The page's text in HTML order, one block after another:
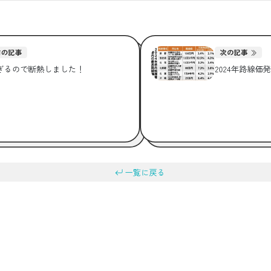
記事
るので断熱しました！
次の記事
2024年路線価
一覧に戻る